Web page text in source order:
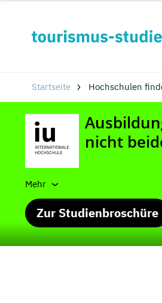
Startseite Hochschulen
Mehr
Zur Studienbroschüre